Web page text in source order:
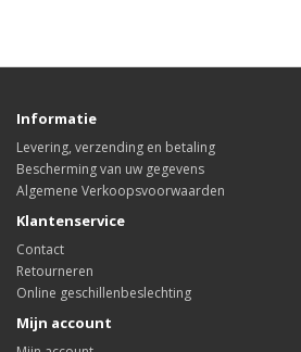
Informatie
Levering, verzending en betaling
Bescherming van uw gegevens
Algemene Verkoopsvoorwaarden
Klantenservice
Contact
Retourneren
Online geschillenbeslechting
Mijn account